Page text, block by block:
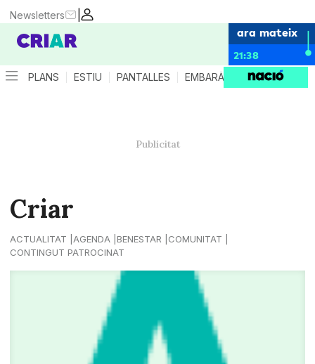
|
Newsletters
ara mateix
21:38
PLANS ESTIU PANTALLES EMBARÀS CRIANÇA
Criar
ACTUALITAT AGENDA BENESTAR
COMUNITAT
CONTINGUT PATROCINAT